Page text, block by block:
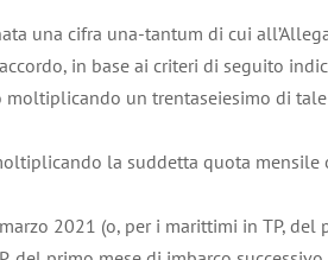
una cifra una-tantum di cui
in base ai criteri di seguito
un trentaseiesimo di
la suddetta quota
2021 (o, per i marittimi in TP, del